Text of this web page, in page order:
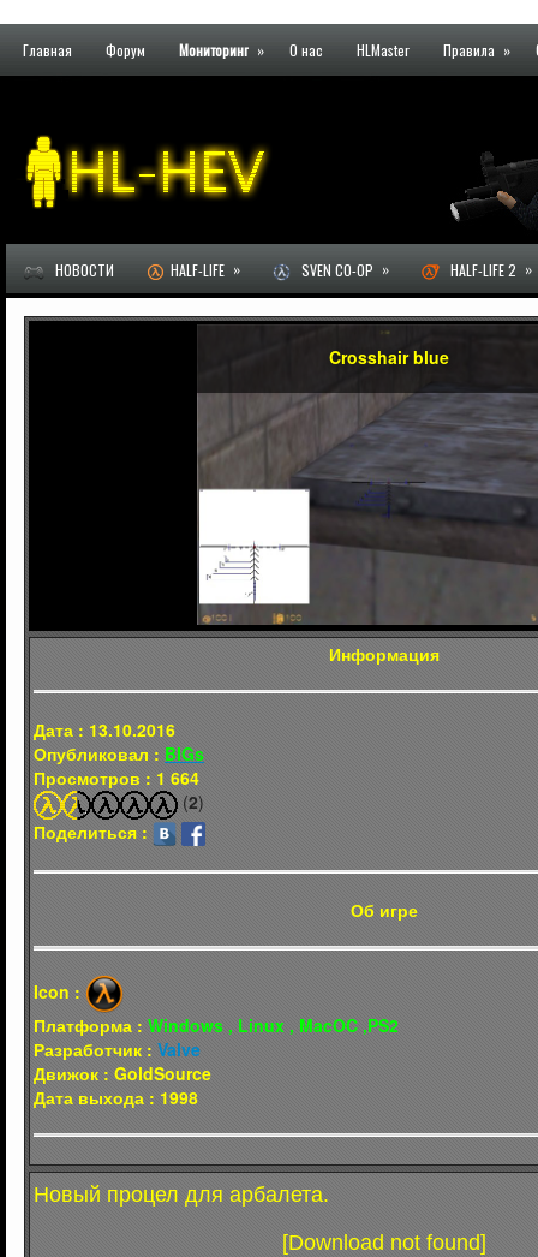
Главная Форум Мониторинг » О нас HLMaster Правила »
НОВОСТИ HALF-LIFE » SVEN CO-OP » HALF-LIFE 2 »
Crosshair blue
Информация
Дата : 13.10.2016
Опубликовал : BIGs
Просмотров : 1 664
(2)
Поделиться :
Об игре
Icon :
Платформа : Windows , Linux , MacOC ,PS2
Разработчик : Valve
Движок : GoldSource
Дата выхода : 1998
Новый процел для арбалета.
[Download not found]